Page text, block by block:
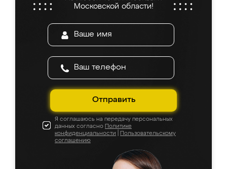
Московской области!
Отправить
Я соглашаюсь на передачу персональных
данных согласно Политике
конфиденциальности
Пользовательскому
соглашению